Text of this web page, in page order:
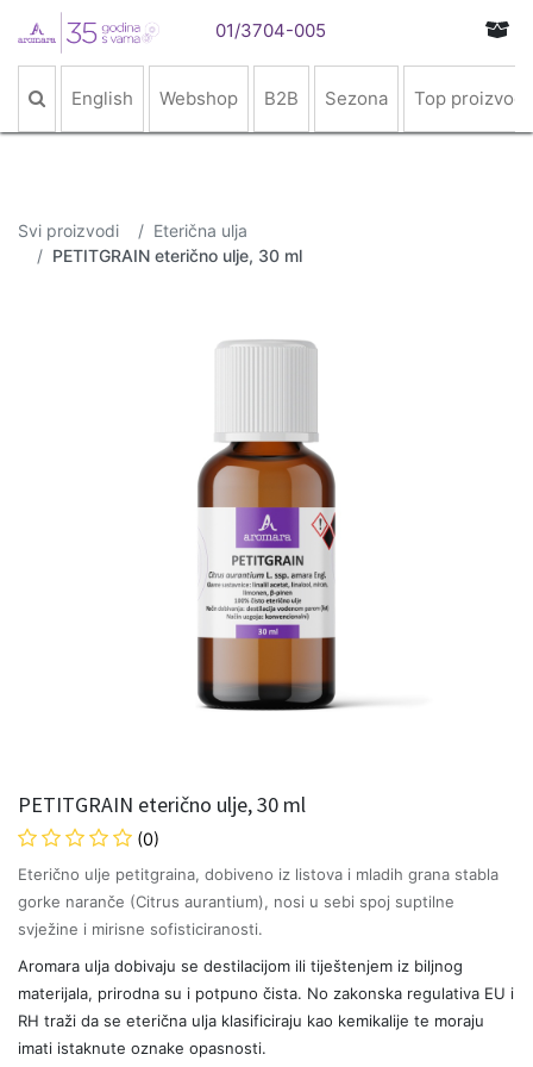
01/3704-005
English Webshop B2B Sezona Top proizvodi
Svi proizvodi
Eterična ulja
PETITGRAIN eterično ulje, 30 ml
PETITGRAIN eterično ulje, 30 ml
(0)
Eterično ulje petitgraina, dobiveno iz listova i mladih grana stabla
gorke naranče (Citrus aurantium), nosi u sebi spoj suptilne
svježine i mirisne sofisticiranosti.
Aromara ulja dobivaju se destilacijom ili tiještenjem iz biljnog
materijala, prirodna su i potpuno čista. No zakonska regulativa EU i
RH traži da se eterična ulja klasificiraju kao kemikalije te moraju
imati istaknute oznake opasnosti.